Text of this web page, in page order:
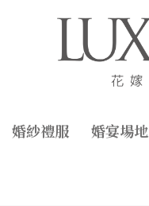
婚紗禮服 婚宴場地